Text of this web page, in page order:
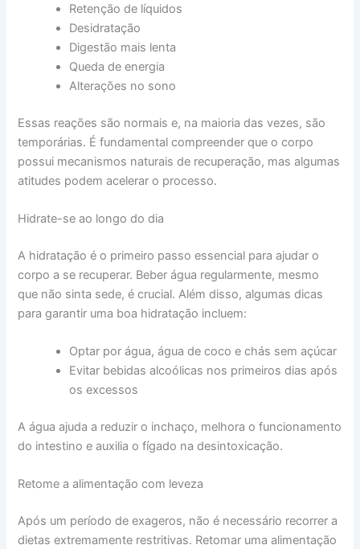
Retenção de líquidos
Desidratação
Digestão mais lenta
Queda de energia
Alterações no sono
Essas reações são normais e, na maioria das vezes, são
temporárias. É fundamental compreender que o corpo
possui mecanismos naturais de recuperação, mas algumas
atitudes podem acelerar o processo.
Hidrate-se ao longo do dia
A hidratação é o primeiro passo essencial para ajudar o
corpo a se recuperar. Beber água regularmente, mesmo
que não sinta sede, é crucial. Além disso, algumas dicas
para garantir uma boa hidratação incluem:
Optar por água, água de coco e chás sem açúcar
Evitar bebidas alcoólicas nos primeiros dias após
os excessos
A água ajuda a reduzir o inchaço, melhora o funcionamento
do intestino e auxilia o fígado na desintoxicação.
Retome a alimentação com leveza
Após um período de exageros, não é necessário recorrer a
dietas extremamente restritivas. Retomar uma alimentação